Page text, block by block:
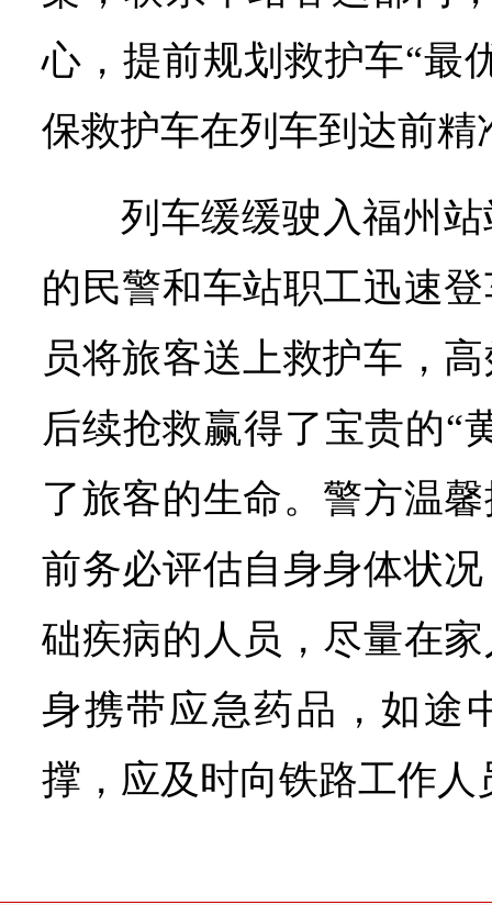
心，提前规划救护车“最
保救护车在列车到达前精
列车缓缓驶入福州
的民警和车站职工迅速
员将旅客送上救护车，
后续抢救赢得了宝贵的“
了旅客的生命。警方温
前务必评估自身身体状
础疾病的人员，尽量在
身携带应急药品，如途
撑，应及时向铁路工作人